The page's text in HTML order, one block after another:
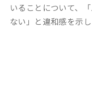
いることについて、
ない」と違和感を示し